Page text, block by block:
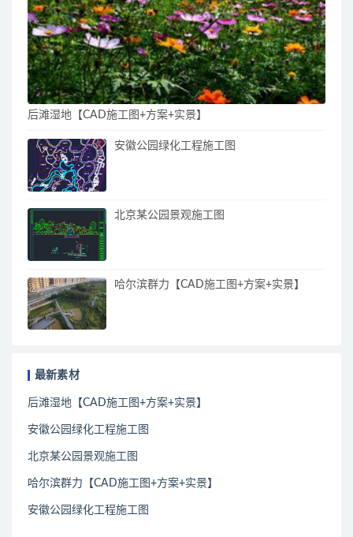
后滩湿地【CAD施工图+方案+实景】
安徽公园绿化工程施工图
北京某公园景观施工图
哈尔滨群力【CAD施工图+方案+实景】
最新素材
后滩湿地【CAD施工图+方案+实景】
安徽公园绿化工程施工图
北京某公园景观施工图
哈尔滨群力【CAD施工图+方案+实景】
安徽公园绿化工程施工图